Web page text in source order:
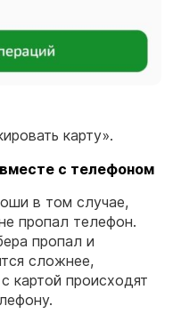
карту».
с телефоном
в том случае,
пропал телефон.
пропал и
сложнее,
картой происходят